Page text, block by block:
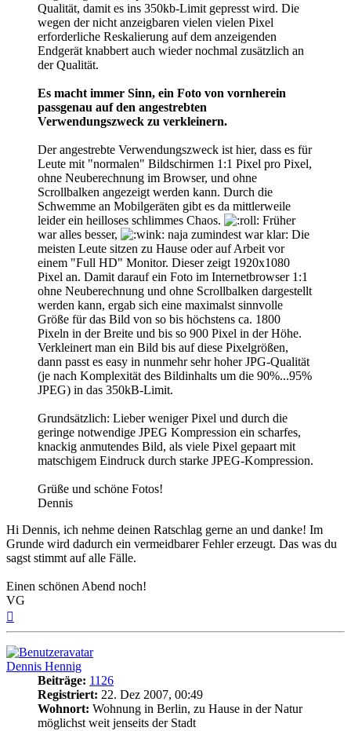
Qualität, damit es ins 350kb-Limit gepresst wird. Die
wegen der nicht anzeigbaren vielen vielen Pixel
erforderliche Reskalierung auf dem anzeigenden
Endgerät knabbert auch wieder nochmal zusätzlich an
der Qualität.
Es macht immer Sinn, ein Foto von vornherein
passgenau auf den angestrebten
Verwendungszweck zu verkleinern.
Der angestrebte Verwendungszweck ist hier, dass es für
Leute mit "normalen" Bildschirmen 1:1 Pixel pro Pixel,
ohne Neuberechnung im Browser, und ohne
Scrollbalken angezeigt werden kann. Durch die
Schwemme an Mobilgeräten gibt es da mittlerweile
leider ein heilloses schlimmes Chaos.
Früher
war alles besser,
naja zumindest war klar: Die
meisten Leute sitzen zu Hause oder auf Arbeit vor
einem "Full HD" Monitor. Dieser zeigt 1920x1080
Pixel an. Damit darauf ein Foto im Internetbrowser 1:1
ohne Neuberechnung und ohne Scrollbalken dargestellt
werden kann, ergab sich eine maximalst sinnvolle
Größe für das Bild von so bis höchstens ca. 1800
Pixeln in der Breite und bis so 900 Pixel in der Höhe.
Verkleinert man ein Bild bis auf diese Pixelgrößen,
dann passt es easy in nunmehr sehr hoher JPG-Qualität
(je nach Komplexität des Bildinhalts um die 90%...95%
JPEG) in das 350kB-Limit.
Grundsätzlich: Lieber weniger Pixel und durch die
geringe notwendige JPEG Kompression ein scharfes,
knackig anmutendes Bild, als viele Pixel gepaart mit
matschigem Eindruck durch starke JPEG-Kompression.
Grüße und schöne Fotos!
Dennis
Hi Dennis, ich nehme deinen Ratschlag gerne an und danke! Im
Grunde wird dadurch ein vermeidbarer Fehler erzeugt. Das was du
sagst stimmt auf alle Fälle.
Einen schönen Abend noch!
VG
Dennis Hennig
Beiträge: 1126
Registriert: 22. Dez 2007, 00:49
Wohnort: Wohnung in Berlin, zu Hause in der Natur
möglichst weit jenseits der Stadt